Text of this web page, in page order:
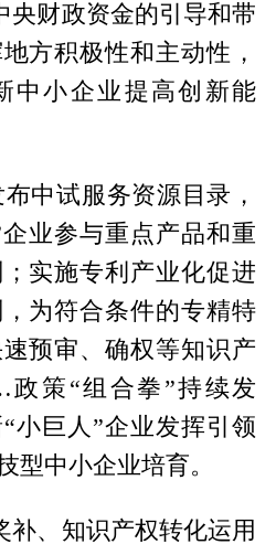
央财政资金的引导和带
方积极性和主动性，
中小企业提高创新能
中试服务资源目录，
业参与重点产品和重
实施专利产业化促进
为符合条件的专精特
预审、确权等知识产
策“组合拳”持续发
小巨人”企业发挥引领
型中小企业培育。
补、知识产权转化运用